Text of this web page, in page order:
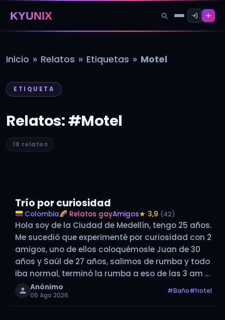
KYUNIX
Inicio » Relatos » Etiquetas » Motel
ETIQUETA
Relatos: #Motel
18 relatos
Trío por curiosidad
Colombia Relatos gayAmigos★ 3,9 (42)
Hola soy de la Ciudad de Medellín, tengo 25 años.
Me sucedió que experimenté por curiosidad con 2
amigos, uno de ellos coloquémosle Juan de 30
años y Saúl de 27 años, salimos de rumba y todo
iba normal, terminó la rumba a eso de las 3 am y
como…
Anónimo
06 Ago 2026
#Baño#hotel